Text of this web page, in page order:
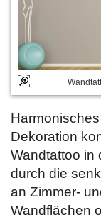
Dekoration
Wandtattoo in
durch die
an Zimmer-
Wandflächen